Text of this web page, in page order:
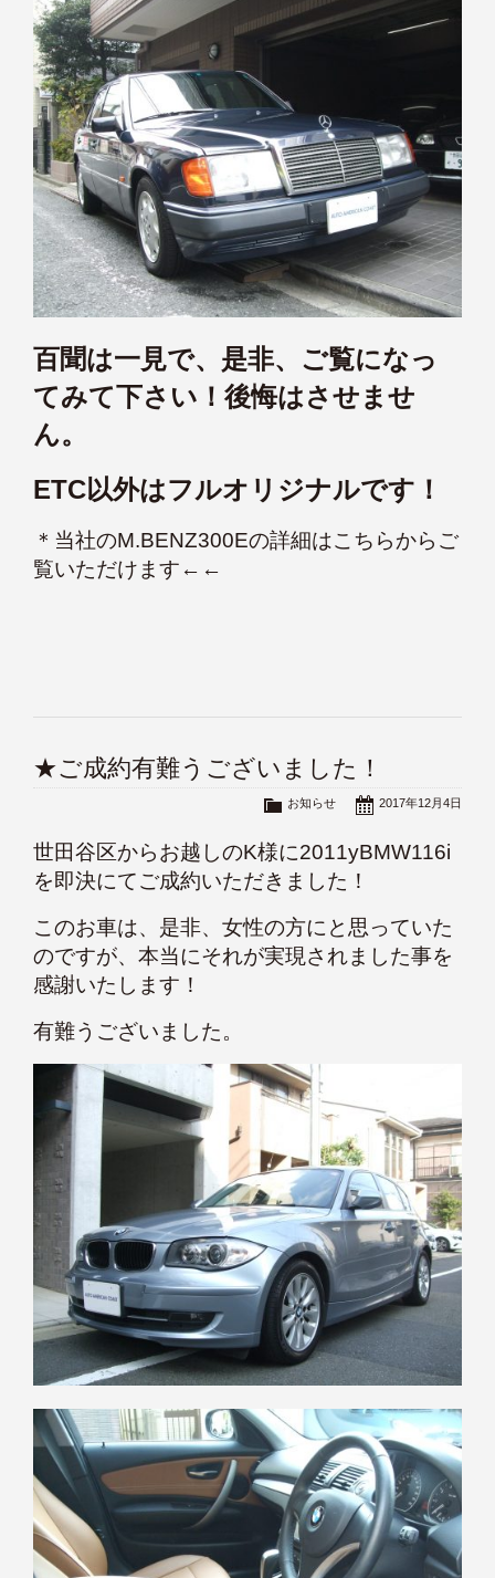
百聞は一見で、是非、ご覧になっ
てみて下さい！後悔はさせませ
ん。
ETC以外はフルオリジナルです！
＊ 当社のM.BENZ300Eの詳細はこちらからご
覧いただけます←←
★ご成約有難うございました！
2017年12月4日
お知らせ
世田谷区からお越しのK様に2011yBMW116i
を即決にてご成約いただきました！
このお車は、是非、女性の方にと思っていた
のですが、本当にそれが実現されました事を
感謝いたします！
有難うございました。